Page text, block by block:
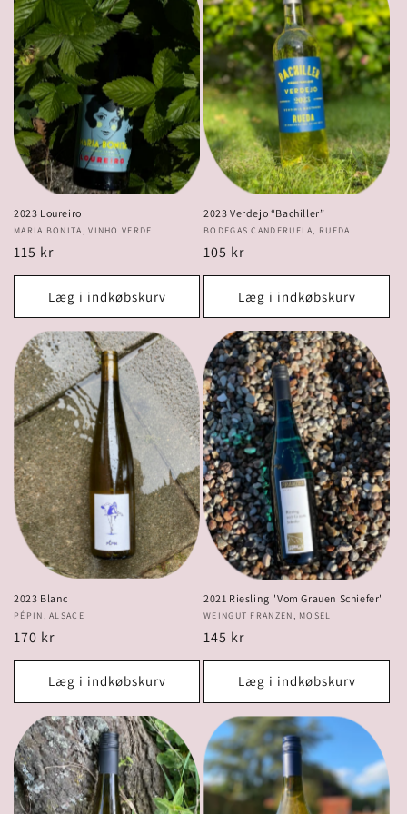
i
o
n
:
2023 Loureiro
Forhandler:
MARIA BONITA, VINHO VERDE
Normalpris
115 kr
Læg i indkøbskurv
2023 Verdejo “Bachiller”
Forhandler:
BODEGAS CANDERUELA, RUEDA
Normalpris
105 kr
Læg i indkøbskurv
2023 Blanc
Forhandler:
PÉPIN, ALSACE
Normalpris
170 kr
Læg i indkøbskurv
2021 Riesling "Vom Grauen Schiefer"
Forhandler:
WEINGUT FRANZEN, MOSEL
Normalpris
145 kr
Læg i indkøbskurv